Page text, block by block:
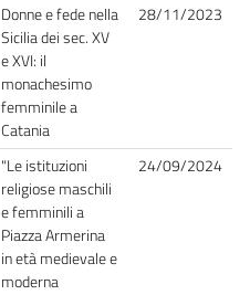
Donne e fede nella
Sicilia dei sec. XV
e XVI: il
monachesimo
femminile a
Catania
28/11/2023
"Le istituzioni
religiose maschili
e femminili a
Piazza Armerina
in età medievale e
moderna
24/09/2024